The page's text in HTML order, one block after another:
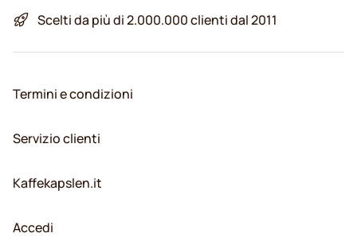
Scelti da più di 2.000.000 clienti dal 2011
Termini e condizioni
Servizio clienti
Kaffekapslen.it
Accedi